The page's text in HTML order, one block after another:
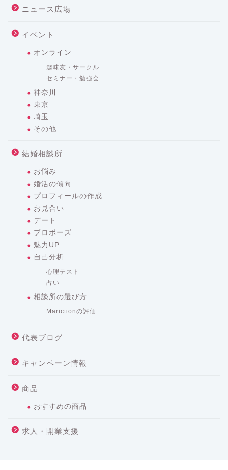
ニュース広場
イベント
オンライン
趣味友・サークル
セミナー・勉強会
神奈川
東京
埼玉
その他
結婚相談所
お悩み
婚活の傾向
プロフィールの作成
お見合い
デート
プロポーズ
魅力UP
自己分析
心理テスト
占い
相談所の選び方
Marictionの評価
代表ブログ
キャンペーン情報
商品
おすすめの商品
求人・開業支援